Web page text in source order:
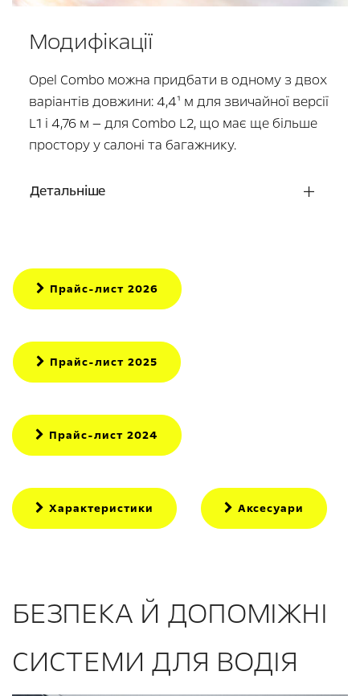
Модифікації
Opel Combo можна придбати в одному з двох
варіантів довжини: 4,4¹ м для звичайної версії
L1 і 4,76 м — для Combo L2, що має ще більше
простору у салоні та багажнику.
Детальніше
Прайс-лист 2026
Прайс-лист 2025
Прайс-лист 2024
Характеристики Аксесуари
БЕЗПЕКА Й ДОПОМІЖНІ
СИСТЕМИ ДЛЯ ВОДІЯ